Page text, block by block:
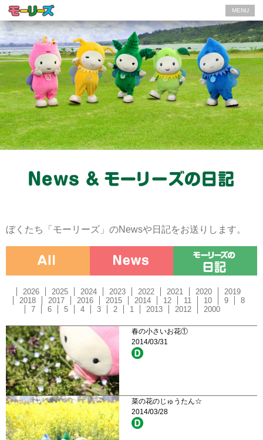
MENU
ぼくたち「モーリーズ」のNewsや日記をお送りします。
2026 2025 2024 2023 2022 2021 2020
2019
2018
2017 2016 2015 2014 12 11 10 9
8
7
6 5 4 3 2 1 2013 2012 2000
春の小さいお花①
2014/03/31
菜の花のじゅうたん☆
2014/03/28